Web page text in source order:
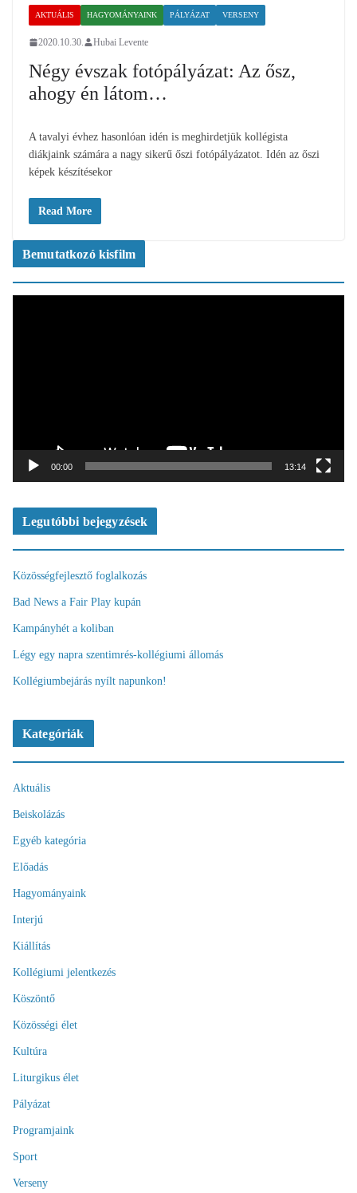
AKTUÁLIS HAGYOMÁNYAINK PÁLYÁZAT VERSENY
2020.10.30. Hubai Levente
Négy évszak fotópályázat: Az ősz,
ahogy én látom…
A tavalyi évhez hasonlóan idén is meghirdetjük kollégista
diákjaink számára a nagy sikerű őszi fotópályázatot. Idén az őszi
képek készítésekor
Read More
Bemutatkozó kisfilm
00:00 13:14
Legutóbbi bejegyzések
Közösségfejlesztő foglalkozás
Bad News a Fair Play kupán
Kampányhét a koliban
Légy egy napra szentimrés-kollégiumi állomás
Kollégiumbejárás nyílt napunkon!
Kategóriák
Aktuális
Beiskolázás
Egyéb kategória
Előadás
Hagyományaink
Interjú
Kiállítás
Kollégiumi jelentkezés
Köszöntő
Közösségi élet
Kultúra
Liturgikus élet
Pályázat
Programjaink
Sport
Verseny